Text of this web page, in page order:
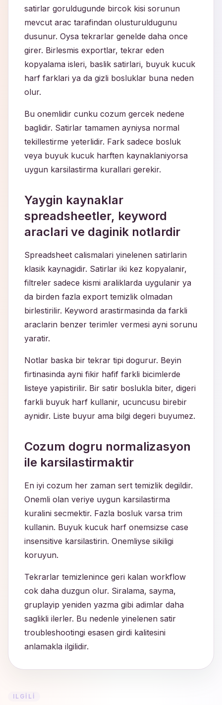
satirlar goruldugunde bircok kisi sorunun
mevcut arac tarafindan olusturuldugunu
dusunur. Oysa tekrarlar genelde daha once
girer. Birlesmis exportlar, tekrar eden
kopyalama isleri, baslik satirlari, buyuk kucuk
harf farklari ya da gizli bosluklar buna neden
olur.
Bu onemlidir cunku cozum gercek nedene
baglidir. Satirlar tamamen ayniysa normal
tekillestirme yeterlidir. Fark sadece bosluk
veya buyuk kucuk harften kaynaklaniyorsa
uygun karsilastirma kurallari gerekir.
Yaygin kaynaklar
spreadsheetler, keyword
araclari ve daginik notlardir
Spreadsheet calismalari yinelenen satirlarin
klasik kaynagidir. Satirlar iki kez kopyalanir,
filtreler sadece kismi araliklarda uygulanir ya
da birden fazla export temizlik olmadan
birlestirilir. Keyword arastirmasinda da farkli
araclarin benzer terimler vermesi ayni sorunu
yaratir.
Notlar baska bir tekrar tipi dogurur. Beyin
firtinasinda ayni fikir hafif farkli bicimlerde
listeye yapistirilir. Bir satir boslukla biter, digeri
farkli buyuk harf kullanir, ucuncusu birebir
aynidir. Liste buyur ama bilgi degeri buyumez.
Cozum dogru normalizasyon
ile karsilastirmaktir
En iyi cozum her zaman sert temizlik degildir.
Onemli olan veriye uygun karsilastirma
kuralini secmektir. Fazla bosluk varsa trim
kullanin. Buyuk kucuk harf onemsizse case
insensitive karsilastirin. Onemliyse sikiligi
koruyun.
Tekrarlar temizlenince geri kalan workflow
cok daha duzgun olur. Siralama, sayma,
gruplayip yeniden yazma gibi adimlar daha
saglikli ilerler. Bu nedenle yinelenen satir
troubleshootingi esasen girdi kalitesini
anlamakla ilgilidir.
ILGILI